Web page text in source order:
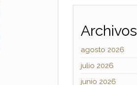
Archivos
agosto 2026
julio 2026
junio 2026